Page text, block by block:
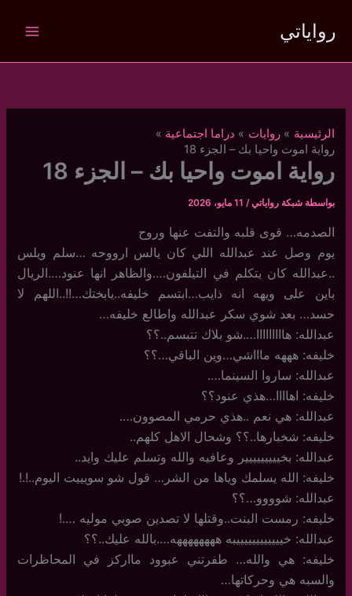
المحتوى
رواياتي
الرئيسية روايات
دراما اجتماعية
رواية اموت واحيا بك – الجزء 18
رواية اموت واحيا بك – الجزء 18
بواسطة شبكة رواياتي/ 11 مايو، 2026
الصدمه… قوى قلبه والتفت عنها وروح
يوم وصل عند عبدالله اللي كان يالس ارووحه …سلم ويلس
..عبدالله كان يتكلم في التيلفون….والظاهر انها عنود….الريال
باين على ويهه انه ذايب…ابتسم خليفه..يابختك…!!..اللهم لا
حسد… بعد شوي سكر عبدالله واطالع خليفه…
عبدالله: هااااااااا….شو بلاك تتبسم..؟؟
خليفه: هههه ماااشي…وين الباقي…؟؟
عبدالله: ساروا السينما….
خليفه: اهاااا…هذي عنود؟؟
عبدالله: هي نعم ..هذي حرمي المصوون….
خليفه: شخبارها..؟؟ وشحال الاهل كلهم..
عبدالله: بخييييييييير وعافيه والله وتسلم عليك وايد..
خليفه: الله يسلمك وياها من الشر… قول شو سويييت اليوم..!.!
عبدالله: شوووو…؟؟
خليفه: رمست البنت..وقتلها لا تصدين صوبي موليه ….!
عبدالله: خييييييييييييبه ههههههههه….بالله عليك..؟؟
خليفه: هي والله… طفرتني عبوود مااركز في المحاظرات
والسبه هي وحركاتها…